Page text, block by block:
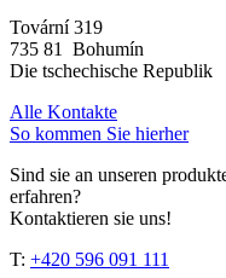
Tovární 319
735 81 Bohumín
Die tschechische Republik
Alle Kontakte
So kommen Sie hierher
Sind sie an unseren
erfahren?
Kontaktieren sie uns!
T: +420 596 091 111